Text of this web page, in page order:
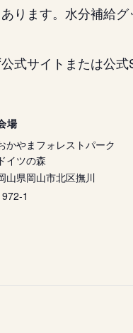
ります。水分補給
式サイトまたは公式
場
かやまフォレストパーク
ドイツの森
山県岡山市北区撫川
1